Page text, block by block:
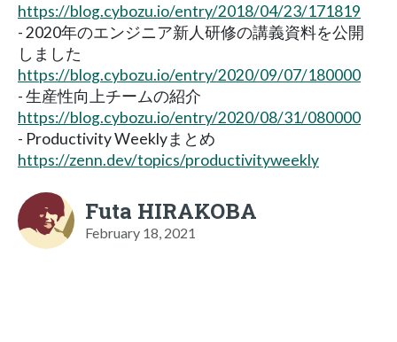
https://blog.cybozu.io/entry/2018/04/23/171819
- 2020年のエンジニア新人研修の講義資料を公開
しました
https://blog.cybozu.io/entry/2020/09/07/180000
- 生産性向上チームの紹介
https://blog.cybozu.io/entry/2020/08/31/080000
- Productivity Weeklyまとめ
https://zenn.dev/topics/productivityweekly
Futa HIRAKOBA
February 18, 2021